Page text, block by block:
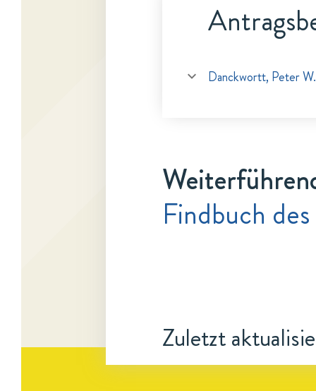
Danckwortt, Peter W.
Findbuch
Zuletzt